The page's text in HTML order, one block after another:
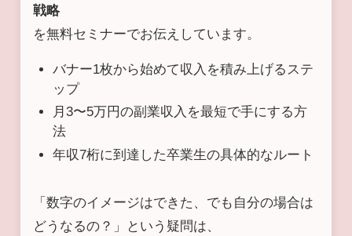
戦略
を無料セミナーでお伝えしています。
バナー1枚から始めて収入を積み上げるステ
ップ
月3〜5万円の副業収入を最短で手にする方
法
年収7桁に到達した卒業生の具体的なルート
「数字のイメージはできた、でも自分の場合は
どうなるの？」という疑問は、